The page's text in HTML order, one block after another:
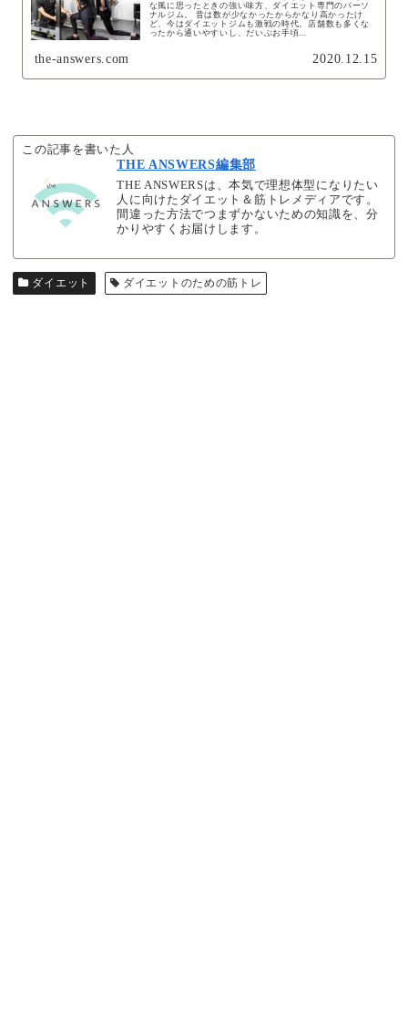
な風に思ったときの強い味方、ダイエット専門のパーソ
ナルジム。 昔は数が少なかったからかなり高かったけ
ど、今はダイエットジムも激戦の時代。店舗数も多くな
ったから通いやすいし、だいぶお手頃...
the-answers.com 2020.12.15
この記事を書いた人
THE ANSWERS編集部
THE ANSWERSは、本気で理想体型になりたい
人に向けたダイエット＆筋トレメディアです。
間違った方法でつまずかないための知識を、分
かりやすくお届けします。
ダイエット ダイエットのための筋トレ